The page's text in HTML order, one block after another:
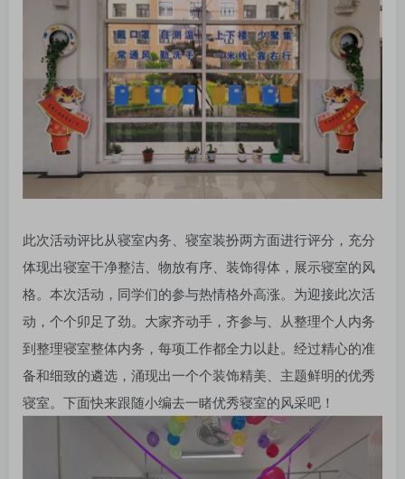
此次活动评比从寝室内务、寝室装扮两方面进行评分，充分
体现出寝室干净整洁、物放有序、装饰得体，展示寝室的风
格。本次活动，同学们的参与热情格外高涨。为迎接此次活
动，个个卯足了劲。大家齐动手，齐参与、从整理个人内务
到整理寝室整体内务，每项工作都全力以赴。经过精心的准
备和细致的遴选，涌现出一个个装饰精美、主题鲜明的优秀
寝室。下面快来跟随小编去一睹优秀寝室的风采吧！
记住登录 账号密码登录
登录
社交账号登录
QQ登录 微信登录
使用社交账号登录即表示同意 用户协议